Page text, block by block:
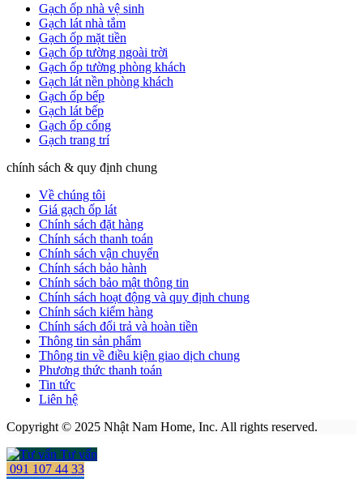
Gạch ốp nhà vệ sinh
Gạch lát nhà tắm
Gạch ốp mặt tiền
Gạch ốp tường ngoài trời
Gạch ốp tường phòng khách
Gạch lát nền phòng khách
Gạch ốp bếp
Gạch lát bếp
Gạch ốp cổng
Gạch trang trí
chính sách & quy định chung
Về chúng tôi
Giá gạch ốp lát
Chính sách đặt hàng
Chính sách thanh toán
Chính sách vận chuyển
Chính sách bảo hành
Chính sách bảo mật thông tin
Chính sách hoạt động và quy định chung
Chính sách kiểm hàng
Chính sách đổi trả và hoàn tiền
Thông tin sản phẩm
Thông tin về điều kiện giao dịch chung
Phương thức thanh toán
Tin tức
Liên hệ
Copyright © 2025 Nhật Nam Home, Inc. All rights reserved.
Tư vấn
091 107 44 33